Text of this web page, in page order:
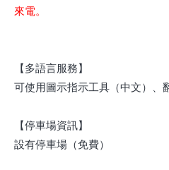
來電。
【多語言服務】
可使用圖示指示工具（中文）、
【停車場資訊】
設有停車場（免費）